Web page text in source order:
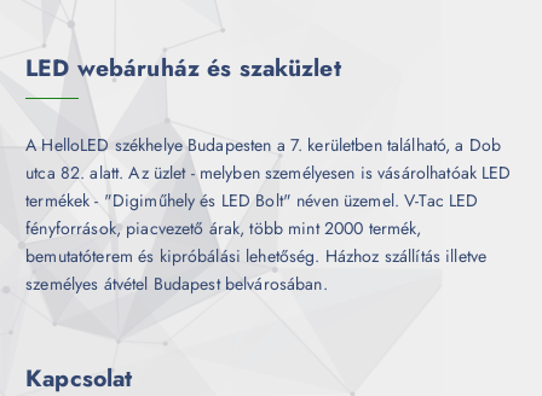
LED webáruház és szaküzlet
A HelloLED székhelye Budapesten a 7. kerületben található, a Dob
utca 82. alatt. Az üzlet - melyben személyesen is vásárolhatóak LED
termékek - "Digiműhely és LED Bolt" néven üzemel. V-Tac LED
fényforrások, piacvezető árak, több mint 2000 termék,
bemutatóterem és kipróbálási lehetőség. Házhoz szállítás illetve
személyes átvétel Budapest belvárosában.
Kapcsolat